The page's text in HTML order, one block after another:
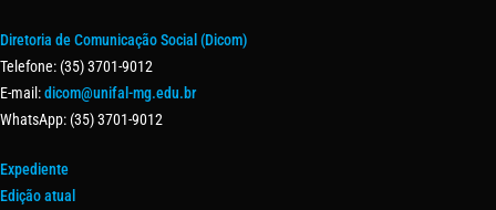
Diretoria de Comunicação Social (Dicom)
Telefone: (35) 3701-9012
E-mail:dicom@unifal-mg.edu.br
WhatsApp: (35) 3701-9012
Expediente
Edição atual